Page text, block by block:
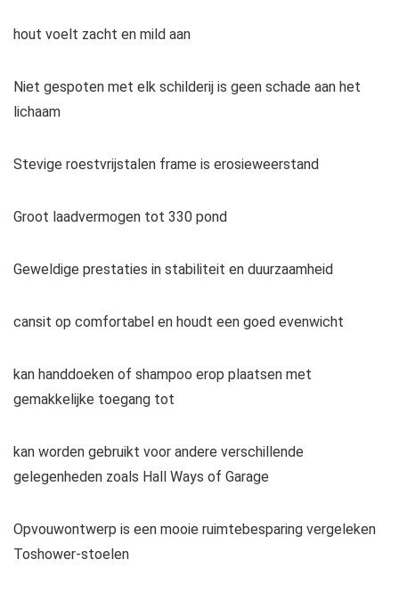
hout voelt zacht en mild aan
Niet gespoten met elk schilderij is geen schade aan het
lichaam
Stevige roestvrijstalen frame is erosieweerstand
Groot laadvermogen tot 330 pond
Geweldige prestaties in stabiliteit en duurzaamheid
cansit op comfortabel en houdt een goed evenwicht
kan handdoeken of shampoo erop plaatsen met
gemakkelijke toegang tot
kan worden gebruikt voor andere verschillende
gelegenheden zoals Hall Ways of Garage
Opvouwontwerp is een mooie ruimtebesparing vergeleken
Toshower-stoelen